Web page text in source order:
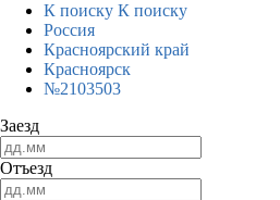
К поиску К поиску
Россия
Красноярский край
Красноярск
№2103503
Заезд
Отъезд